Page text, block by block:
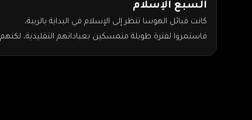
السبع الإسلام
كانت قبائل الهوسا تنظر إلى الإسلام في البداية بالريبة،
فاستمروا لفترة طويلة متمسكين بعباداتهم التقليدية، لكنهم